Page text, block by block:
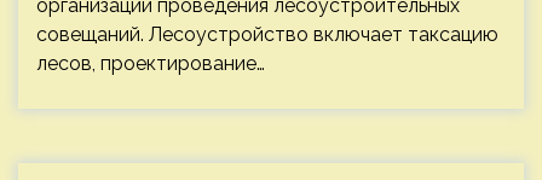
организации проведения лесоустроительных
совещаний. Лесоустройство включает таксацию
лесов, проектирование…